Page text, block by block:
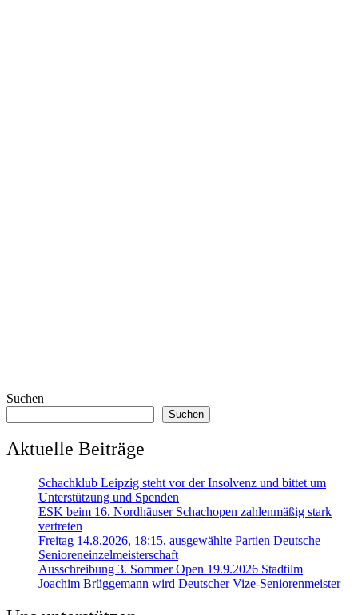
Suchen
Suchen
Aktuelle Beiträge
Schachklub Leipzig steht vor der Insolvenz und bittet um
Unterstützung und Spenden
ESK beim 16. Nordhäuser Schachopen zahlenmäßig stark
vertreten
Freitag 14.8.2026, 18:15, ausgewählte Partien Deutsche
Senioreneinzelmeisterschaft
Ausschreibung 3. Sommer Open 19.9.2026 Stadtilm
Joachim Brüggemann wird Deutscher Vize-Seniorenmeister